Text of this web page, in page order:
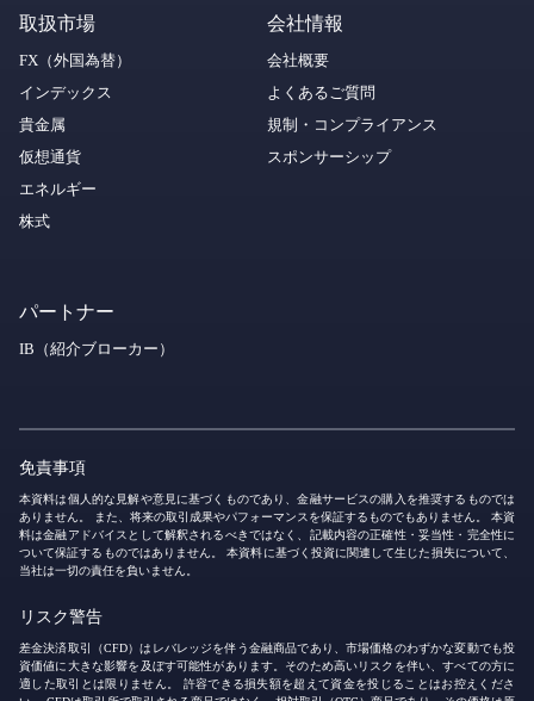
取扱市場
FX（外国為替）
インデックス
貴金属
仮想通貨
エネルギー
株式
会社情報
会社概要
よくあるご質問
規制・コンプライアンス
スポンサーシップ
パートナー
IB（紹介ブローカー）
免責事項
本資料は個人的な見解や意見に基づくものであり、金融サービスの購入を推奨するものでは
ありません。 また、将来の取引成果やパフォーマンスを保証するものでもありません。 本資
料は金融アドバイスとして解釈されるべきではなく、記載内容の正確性・妥当性・完全性に
ついて保証するものではありません。 本資料に基づく投資に関連して生じた損失について、
当社は一切の責任を負いません。
リスク警告
差金決済取引（CFD）はレバレッジを伴う金融商品であり、市場価格のわずかな変動でも投
資価値に大きな影響を及ぼす可能性があります。そのため高いリスクを伴い、すべての方に
適した取引とは限りません。 許容できる損失額を超えて資金を投じることはお控えくださ